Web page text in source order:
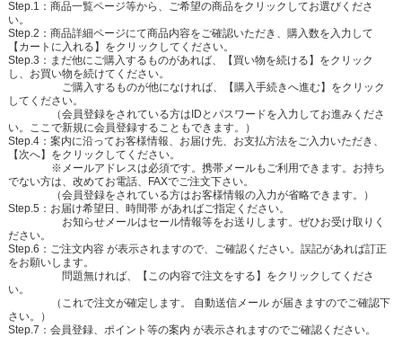
Step.1：商品一覧ページ等から、ご希望の商品をクリックしてお選びくださ
い。
Step.2：商品詳細ページにて商品内容をご確認いただき、購入数を入力して
【カートに入れる】をクリックしてください。
Step.3：まだ他にご購入するものがあれば、【買い物を続ける】をクリック
し、お買い物を続けてください。
ご購入するものが他になければ、【購入手続きへ進む】をクリック
してください。
（会員登録をされている方はIDとパスワードを入力してお進みくださ
い。ここで新規に会員登録することもできます。）
Step.4：案内に沿ってお客様情報、お届け先、お支払方法をご入力いただき、
【次へ】をクリックしてください。
※メールアドレスは必須です。携帯メールもご利用できます。お持ち
でない方は、改めてお電話、FAXでご注文下さい。
（会員登録をされている方はお客様情報の入力が省略できます。）
Step.5：お届け希望日、時間帯 があればご指定ください。
お知らせメールはセール情報等をお送りします。ぜひお受け取りく
ださい。
Step.6：ご注文内容 が表示されますので、ご確認ください。誤記があれば訂正
をお願いします。
問題無ければ、【この内容で注文をする】をクリックしてくださ
い。
（これで注文が確定します。 自動送信メール が届きますのでご確認下
さい。）
Step.7：会員登録、ポイント等の案内 が表示されますのでご確認ください。